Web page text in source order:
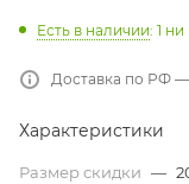
Есть в наличии: 1 ни
Доставка по РФ —
Характеристики
Размер скидки —